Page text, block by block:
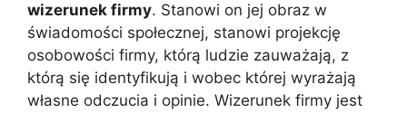
wizerunek firmy. Stanowi on jej obraz w
świadomości społecznej, stanowi projekcję
osobowości firmy, którą ludzie zauważają, z
którą się identyfikują i wobec której wyrażają
własne odczucia i opinie. Wizerunek firmy jest